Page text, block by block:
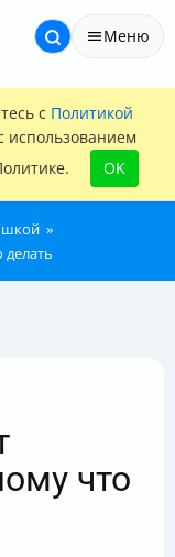
Меню
с Политикой
использованием
OK
что